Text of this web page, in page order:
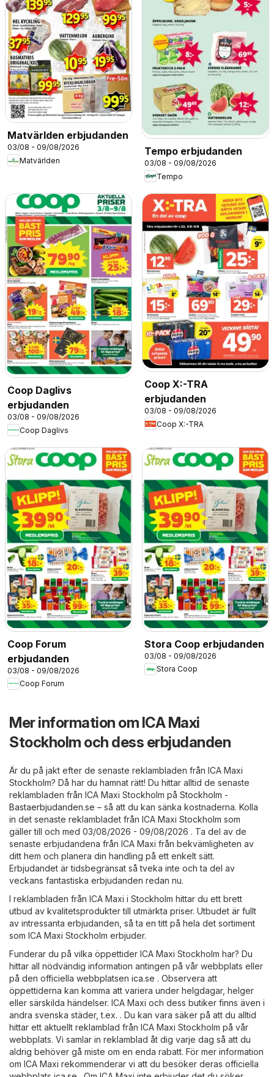
Matvärlden erbjudanden
03/08 - 09/08/2026
Matvärlden
Tempo erbjudanden
03/08 - 09/08/2026
Tempo
Coop Daglivs
erbjudanden
03/08 - 09/08/2026
Coop Daglivs
Coop X:-TRA
erbjudanden
03/08 - 09/08/2026
Coop X:-TRA
Coop Forum
erbjudanden
03/08 - 09/08/2026
Coop Forum
Stora Coop erbjudanden
03/08 - 09/08/2026
Stora Coop
Mer information om ICA Maxi
Stockholm och dess erbjudanden
Är du på jakt efter de senaste reklambladen från ICA Maxi
Stockholm? Då har du hamnat rätt! Du hittar alltid de senaste
reklambladen från ICA Maxi Stockholm på Stockholm -
Bastaerbjudanden.se – så att du kan sänka kostnaderna. Kolla
in det senaste reklambladet från ICA Maxi Stockholm som
gäller till och med 03/08/2026 - 09/08/2026 . Ta del av de
senaste erbjudandena från ICA Maxi från bekvämligheten av
ditt hem och planera din handling på ett enkelt sätt.
Erbjudandet är tidsbegränsat så tveka inte och ta del av
veckans fantastiska erbjudanden redan nu.
I reklambladen från ICA Maxi i Stockholm hittar du ett brett
utbud av kvalitetsprodukter till utmärkta priser. Utbudet är fullt
av intressanta erbjudanden, så ta en titt på hela det sortiment
som ICA Maxi Stockholm erbjuder.
Funderar du på vilka öppettider ICA Maxi Stockholm har? Du
hittar all nödvändig information antingen på vår webbplats eller
på den officiella webbplatsen ica.se . Observera att
öppettiderna kan komma att variera under helgdagar, helger
eller särskilda händelser. ICA Maxi och dess butiker finns även i
andra svenska städer, t.ex. . Du kan vara säker på att du alltid
hittar ett aktuellt reklamblad från ICA Maxi Stockholm på vår
webbplats. Vi samlar in reklamblad åt dig varje dag så att du
aldrig behöver gå miste om en enda rabatt. För mer information
om ICA Maxi rekommenderar vi att du besöker deras officiella